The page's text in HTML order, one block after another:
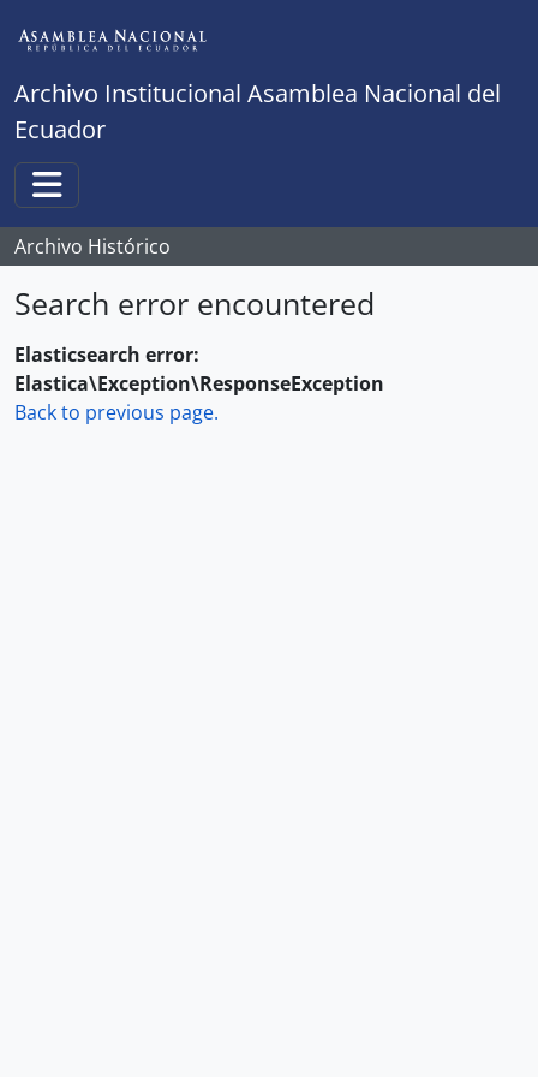
Archivo Institucional Asamblea Nacional del
Ecuador
Toggle navigation
Archivo Histórico
Search error encountered
Elasticsearch error:
Elastica\Exception\ResponseException
Back to previous page.